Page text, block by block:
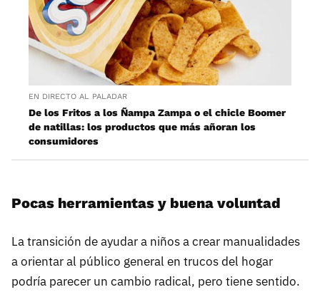
EN DIRECTO AL PALADAR
De los Fritos a los Ñampa Zampa o el chicle Boomer
de natillas: los productos que más añoran los
consumidores
Pocas herramientas y buena voluntad
La transición de ayudar a niños a crear manualidades
a orientar al público general en trucos del hogar
podría parecer un cambio radical, pero tiene sentido.